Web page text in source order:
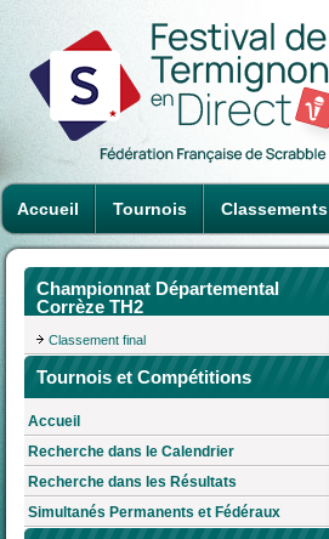
Accueil Tournois Classements
Championnat Départemental
Corrèze TH2
Classement final
Tournois et Compétitions
Accueil
Recherche dans le Calendrier
Recherche dans les Résultats
Simultanés Permanents et Fédéraux